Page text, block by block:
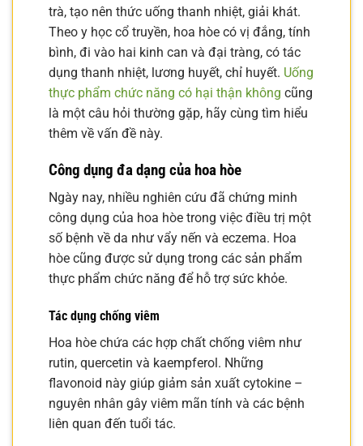
trà, tạo nên thức uống thanh nhiệt, giải khát.
Theo y học cổ truyền, hoa hòe có vị đắng, tính
bình, đi vào hai kinh can và đại tràng, có tác
dụng thanh nhiệt, lương huyết, chỉ huyết. Uống
thực phẩm chức năng có hại thận không cũng
là một câu hỏi thường gặp, hãy cùng tìm hiểu
thêm về vấn đề này.
Công dụng đa dạng của hoa hòe
Ngày nay, nhiều nghiên cứu đã chứng minh
công dụng của hoa hòe trong việc điều trị một
số bệnh về da như vẩy nến và eczema. Hoa
hòe cũng được sử dụng trong các sản phẩm
thực phẩm chức năng để hỗ trợ sức khỏe.
Tác dụng chống viêm
Hoa hòe chứa các hợp chất chống viêm như
rutin, quercetin và kaempferol. Những
flavonoid này giúp giảm sản xuất cytokine –
nguyên nhân gây viêm mãn tính và các bệnh
liên quan đến tuổi tác.